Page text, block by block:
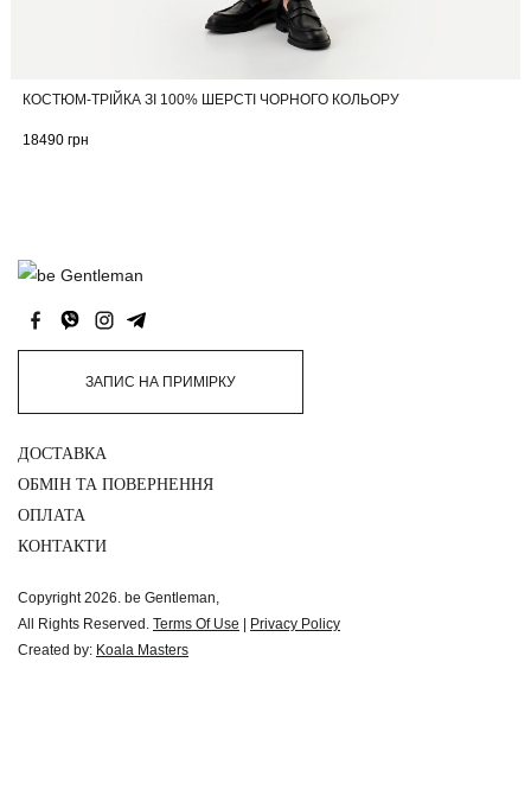
КОСТЮМ-ТРІЙКА ЗІ 100% ШЕРСТІ ЧОРНОГО КОЛЬОРУ
18490 грн
ЗАПИС НА ПРИМІРКУ
Copyright 2026. be Gentleman,
All Rights Reserved. Terms Of Use | Privacy Policy
Created by: Koala Masters
ДОСТАВКА
ОБМІН ТА ПОВЕРНЕННЯ
ОПЛАТА
КОНТАКТИ